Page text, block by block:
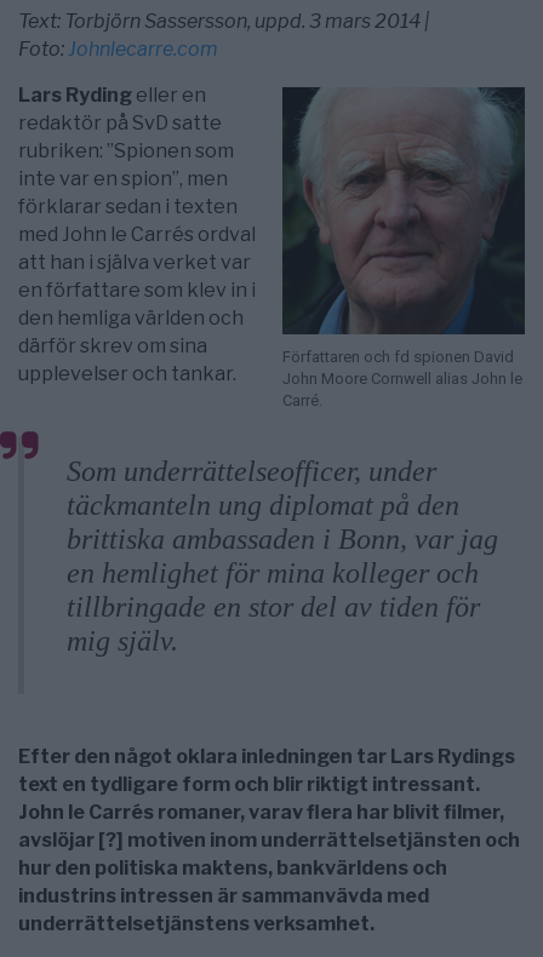
Text: Torbjörn Sassersson, uppd. 3 mars 2014 |
Foto:Johnlecarre.com
Författaren och fd spionen David
John Moore Cornwell alias John le
Carré.
Lars Ryding eller en
redaktör på SvD satte
rubriken: ”Spionen som
inte var en spion”, men
förklarar sedan i texten
med John le Carrés ordval
att han i själva verket var
en författare som klev in i
den hemliga världen och
därför skrev om sina
upplevelser och tankar.
Som underrättelseofficer, under
täckmanteln ung diplomat på den
brittiska ambassaden i Bonn, var jag
en hemlighet för mina kolleger och
tillbringade en stor del av tiden för
mig själv.
Efter den något oklara inledningen tar Lars Rydings
text en tydligare form och blir riktigt intressant.
John le Carrés romaner, varav flera har blivit filmer,
avslöjar [?] motiven inom underrättelsetjänsten och
hur den politiska maktens, bankvärldens och
industrins intressen är sammanvävda med
underrättelsetjänstens verksamhet.